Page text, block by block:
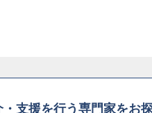
支援を行う専門家をお